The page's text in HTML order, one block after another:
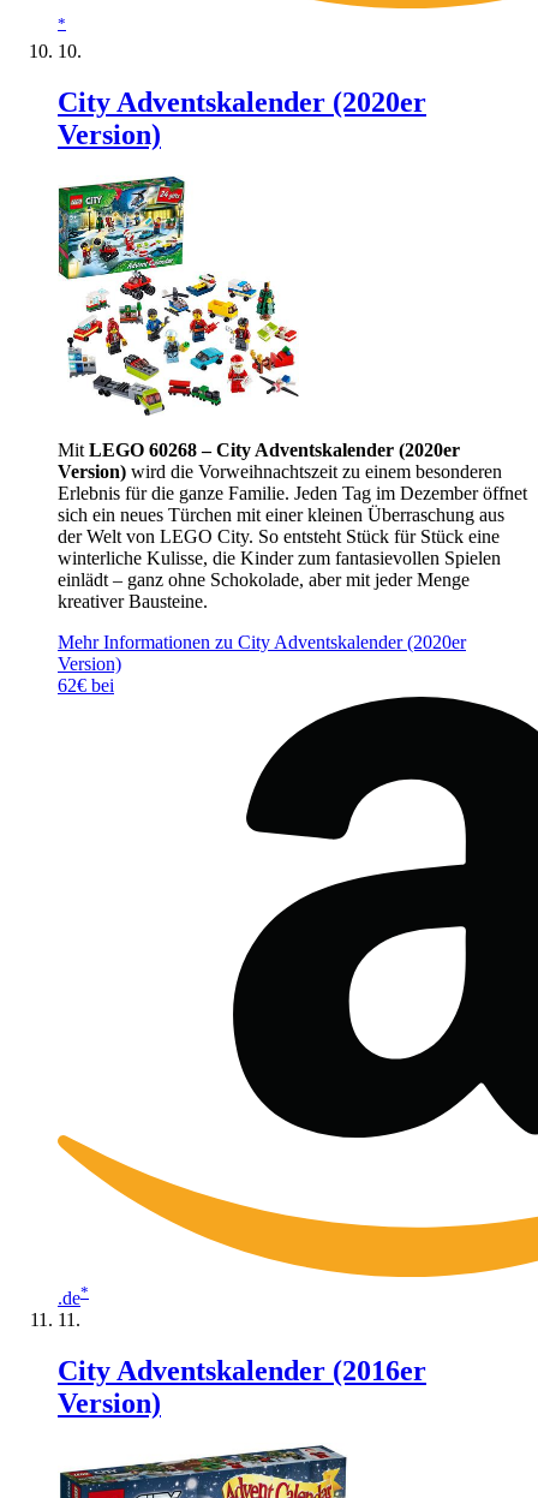
*
City Adventskalender (2020er
Version)
Mit LEGO 60268 – City Adventskalender (2020er
Version) wird die Vorweihnachtszeit zu einem besonderen
Erlebnis für die ganze Familie. Jeden Tag im Dezember öffnet
sich ein neues Türchen mit einer kleinen Überraschung aus
der Welt von LEGO City. So entsteht Stück für Stück eine
winterliche Kulisse, die Kinder zum fantasievollen Spielen
einlädt – ganz ohne Schokolade, aber mit jeder Menge
kreativer Bausteine.
Mehr Informationen zu City Adventskalender (2020er
Version)
62€ bei
.de*
City Adventskalender (2016er
Version)